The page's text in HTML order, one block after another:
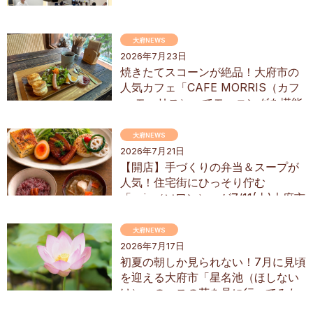
2026年7月23日
焼きたてスコーンが絶品！大府市の
人気カフェ「CAFE MORRIS（カフ
ェ モーリス）」でモーニングを堪能
大府NEWS
2026年7月21日
【開店】手づくりの弁当＆スープが
人気！住宅街にひっそり佇む
「soin（ソワン）」が7/11(土)大府市
大府NEWS
2026年7月17日
初夏の朝しか見られない！7月に見頃
を迎える大府市「星名池（ほしない
け）」のハスの花を見に行ってみた
大府NEWS